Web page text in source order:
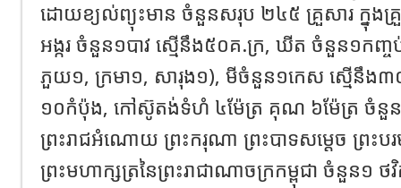
ដោយខ្យល់ព្យុះមាន ចំនួនសរុប ២៤៥ គ្រួសារ ក្នុង
អង្ករ ចំនួន១បាវ ស្មើនឹង៥០គ.ក្រ, ឃីត ចំនួន១កញ្ច
ភួយ១, ក្រមា១, សារុង១), មីចំនួន១កេស ស្មើនឹង៣
១០កំប៉ុង, កៅស៊ូតង់ទំហំ ៤ម៉ែត្រ គុណ ៦ម៉ែត្រ ចំនួន ១
ព្រះរាជអំណោយ ព្រះករុណា ព្រះបាទសម្តេច ព្រះ
ព្រះមហាក្សត្រនៃព្រះរាជាណាចក្រកម្ពុជា ចំនួន១